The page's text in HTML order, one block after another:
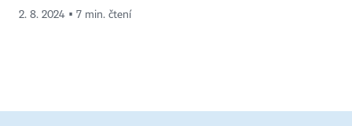
2. 8. 2024 ▪ 7 min. čtení